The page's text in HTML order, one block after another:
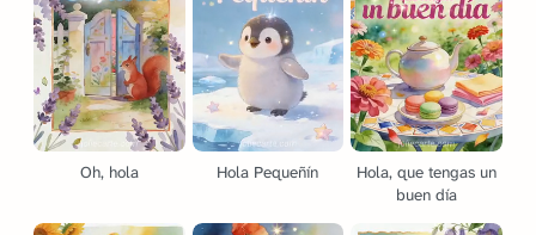
Oh, hola Hola Pequeñín
Hola, que tengas un
buen día